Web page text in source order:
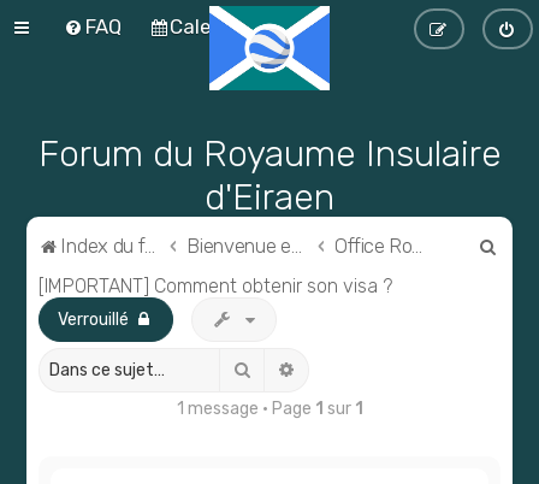
FAQ Calendrier
Forum du Royaume Insulaire
d'Eiraen
Index du forum Bienvenue en Eiraen ! Office Royal des Visas (ORV)
[IMPORTANT] Comment obtenir son visa ?
Verrouillé
Rechercher
1 message • Page 1 sur 1